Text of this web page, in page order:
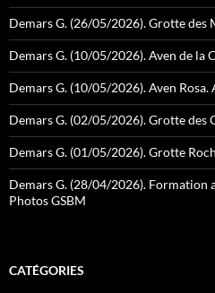
Demars G. (26/05/2026). Grotte des
Demars G. (10/05/2026). Aven de la
Demars G. (10/05/2026). Aven
Demars G. (02/05/2026). Grotte des
Demars G. (01/05/2026). Grotte
Demars G. (28/04/2026). Formation
Photos GSBM
CATÉGORIES